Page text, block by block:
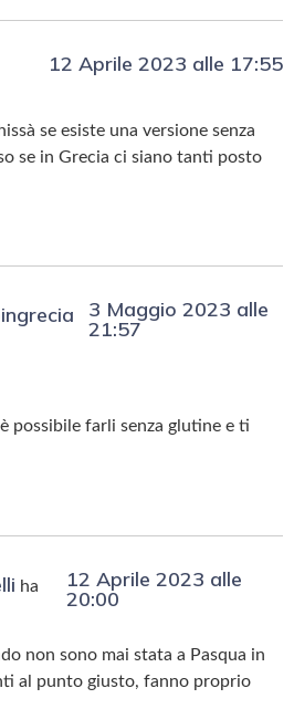
12 Aprile 2023 alle 17:55
se esiste una versione senza
se in Grecia ci siano tanti posto
3 Maggio 2023 alle
21:57
possibile farli senza glutine e ti
ha
12 Aprile 2023 alle
20:00
non sono mai stata a Pasqua in
al punto giusto, fanno proprio